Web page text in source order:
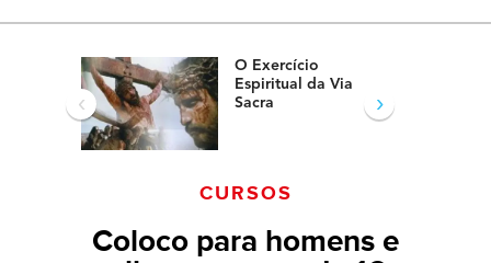
O Exercício
Espiritual da Via
Sacra
‹ ›
CURSOS
Coloco para homens e